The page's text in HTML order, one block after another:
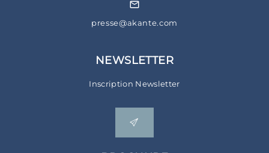
presse@akante.com
NEWSLETTER
Inscription Newsletter